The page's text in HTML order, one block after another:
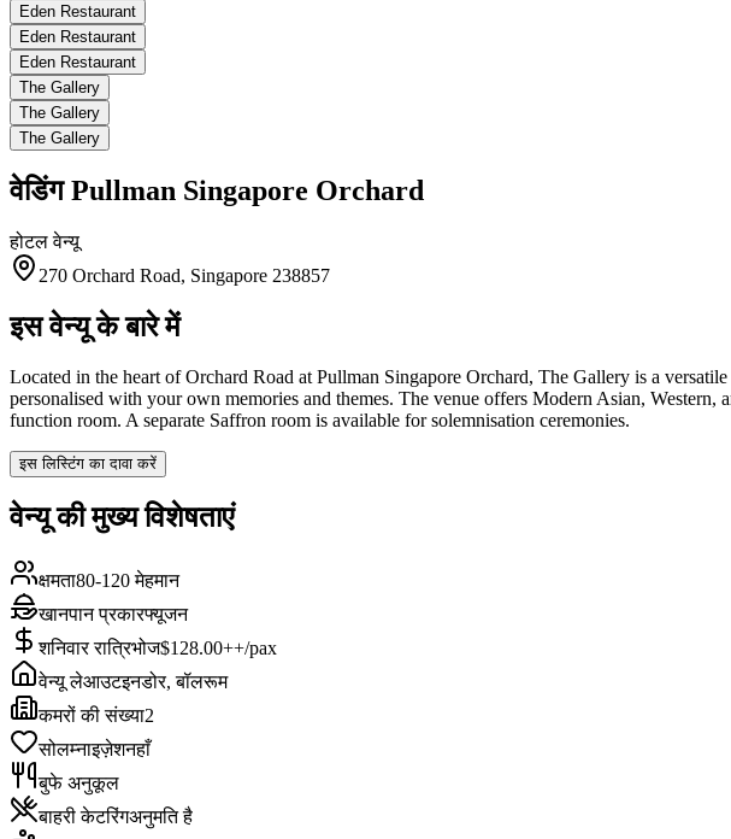
Eden Restaurant
Eden Restaurant
Eden Restaurant
The Gallery
The Gallery
The Gallery
वेडिंग Pullman Singapore Orchard
होटल वेन्यू
270 Orchard Road, Singapore 238857
इस वेन्यू के बारे में
Located in the heart of Orchard Road at Pullman Singapore Orchard, The Gallery is a
personalised with your own memories and themes. The venue offers Modern Asian,
function room. A separate Saffron room is available for solemnisation ceremonies.
इस लिस्टिंग का दावा करें
वेन्यू की मुख्य विशेषताएं
क्षमता80-120 मेहमान
खानपान प्रकारफ्यूजन
शनिवार रात्रिभोज$128.00++/pax
वेन्यू लेआउटइनडोर, बॉलरूम
कमरों की संख्या2
सोलम्नाइज़ेशनहाँ
बुफे अनुकूल
बाहरी केटरिंगअनुमति है